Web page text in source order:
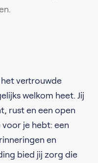
het vertrouwde
welkom heet. Jij
rust en een open
voor je hebt: een
en
bied jij zorg die